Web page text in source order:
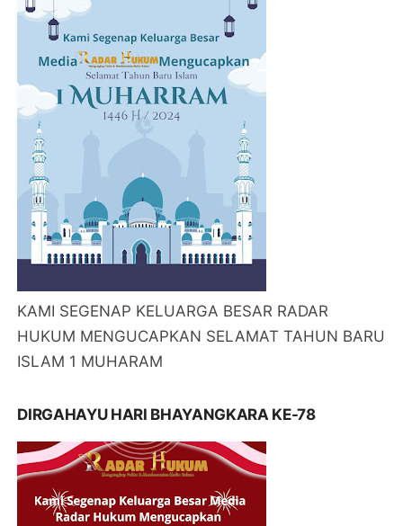
KAMI SEGENAP KELUARGA BESAR RADAR
HUKUM MENGUCAPKAN SELAMAT TAHUN BARU
ISLAM 1 MUHARAM
DIRGAHAYU HARI BHAYANGKARA KE-78